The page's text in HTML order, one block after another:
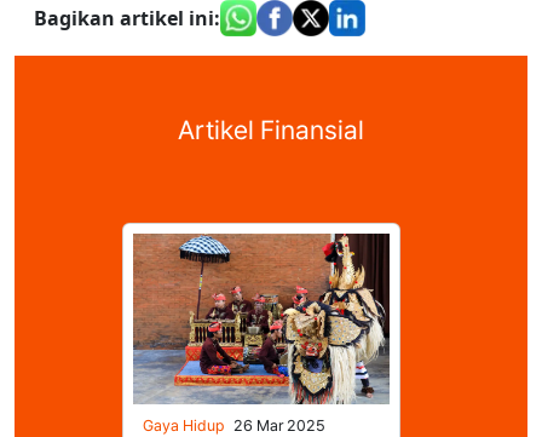
Bagikan artikel ini:
Artikel Finansial
Gaya Hidup 26 Mar 2025